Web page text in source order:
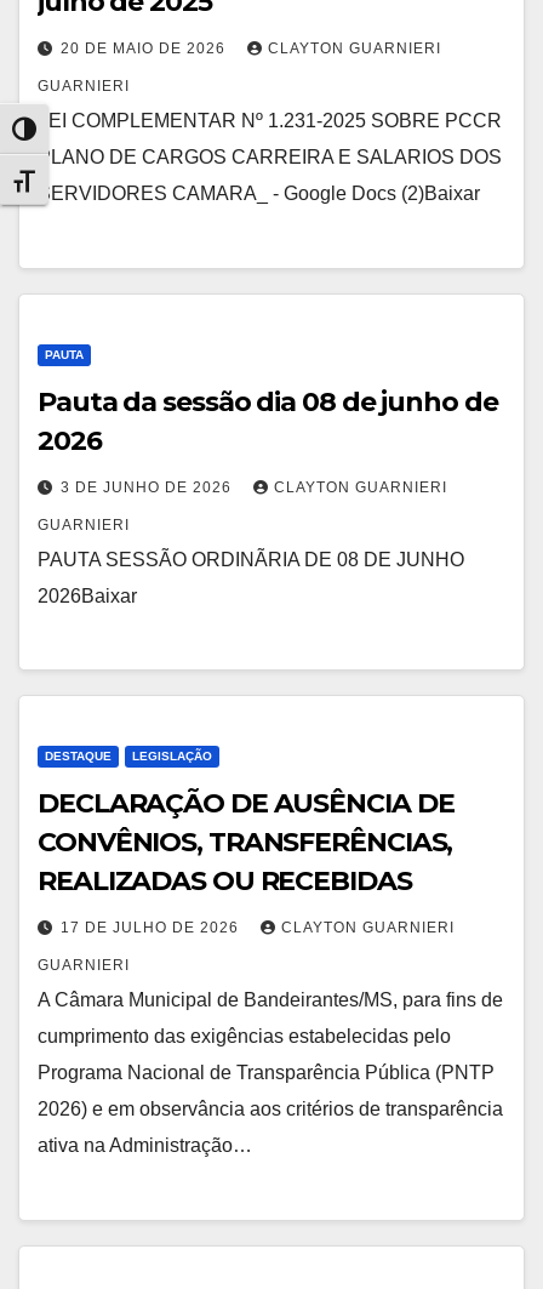
Alternar alto contraste
Alternar tamanho da fonte
20 DE MAIO DE 2026 CLAYTON GUARNIERI
GUARNIERI
LEI COMPLEMENTAR Nº 1.231-2025 SOBRE PCCR
PLANO DE CARGOS CARREIRA E SALARIOS DOS
SERVIDORES CAMARA_ - Google Docs (2)Baixar
PAUTA
Pauta da sessão dia 08 de junho de
2026
3 DE JUNHO DE 2026 CLAYTON GUARNIERI
GUARNIERI
PAUTA SESSÃO ORDINÃRIA DE 08 DE JUNHO
2026Baixar
DESTAQUE LEGISLAÇÃO
DECLARAÇÃO DE AUSÊNCIA DE
CONVÊNIOS, TRANSFERÊNCIAS,
REALIZADAS OU RECEBIDAS
17 DE JULHO DE 2026 CLAYTON GUARNIERI
GUARNIERI
A Câmara Municipal de Bandeirantes/MS, para fins de
cumprimento das exigências estabelecidas pelo
Programa Nacional de Transparência Pública (PNTP
2026) e em observância aos critérios de transparência
ativa na Administração…